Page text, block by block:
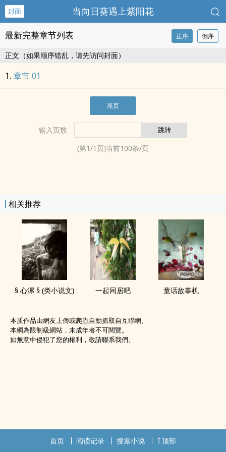
封面 当向日葵遇上紫阳花
最新完整章节列表 正序 倒序
正文（如果顺序错乱，请先访问封面）
章节 01
尾页
输入页数
(第1/1页)当前100条/页
相关推荐
§ 心漯 § (类小说文) 一起同居吧 童话故事机
本质作品由網友上傳或爬蟲自動抓取自互聯網。
本網為限制級網站，未成年者不可閱覽。
如無意中侵犯了您的權利，敬請聯系我們。
首页 阅读记录 搜索小说 顶部